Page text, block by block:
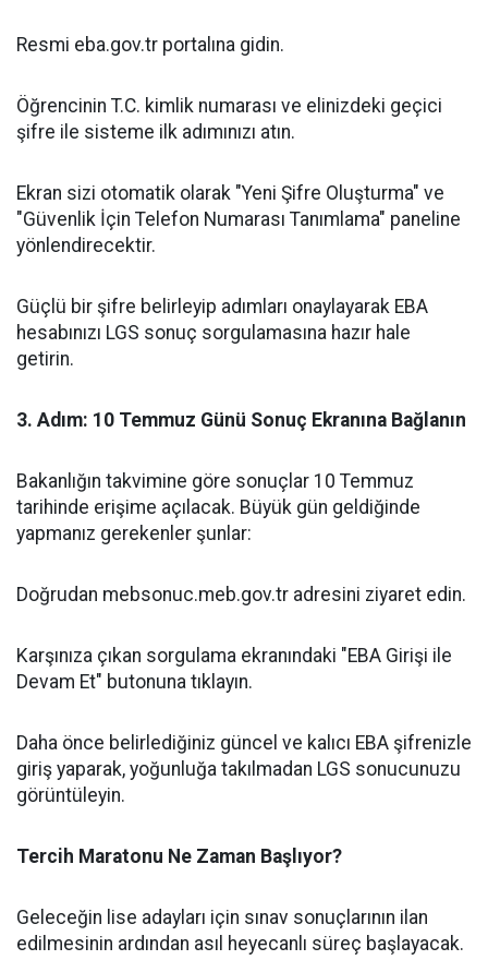
​Resmi eba.gov.tr portalına gidin.
​Öğrencinin T.C. kimlik numarası ve elinizdeki geçici
şifre ile sisteme ilk adımınızı atın.
​Ekran sizi otomatik olarak "Yeni Şifre Oluşturma" ve
"Güvenlik İçin Telefon Numarası Tanımlama" paneline
yönlendirecektir.
​Güçlü bir şifre belirleyip adımları onaylayarak EBA
hesabınızı LGS sonuç sorgulamasına hazır hale
getirin.
​3. Adım: 10 Temmuz Günü Sonuç Ekranına Bağlanın
​Bakanlığın takvimine göre sonuçlar 10 Temmuz
tarihinde erişime açılacak. Büyük gün geldiğinde
yapmanız gerekenler şunlar:
​Doğrudan mebsonuc.meb.gov.tr adresini ziyaret edin.
​Karşınıza çıkan sorgulama ekranındaki "EBA Girişi ile
Devam Et" butonuna tıklayın.
​Daha önce belirlediğiniz güncel ve kalıcı EBA şifrenizle
giriş yaparak, yoğunluğa takılmadan LGS sonucunuzu
görüntüleyin.
​Tercih Maratonu Ne Zaman Başlıyor?
​Geleceğin lise adayları için sınav sonuçlarının ilan
edilmesinin ardından asıl heyecanlı süreç başlayacak.